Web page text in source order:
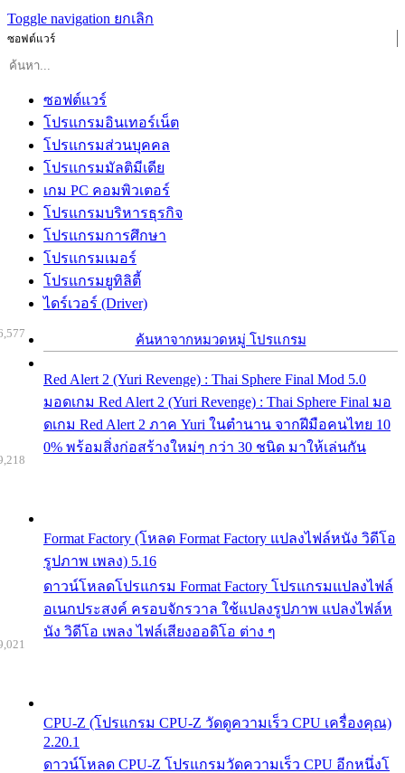
Toggle navigation ยกเลิก
ซอฟต์แวร์
ซอฟต์แวร์
โปรแกรมอินเทอร์เน็ต
โปรแกรมส่วนบุคคล
โปรแกรมมัลติมีเดีย
เกม PC คอมพิวเตอร์
โปรแกรมบริหารธุรกิจ
โปรแกรมการศึกษา
โปรแกรมเมอร์
โปรแกรมยูทิลิตี้
ไดร์เวอร์ (Driver)
ค้นหาจากหมวดหมู่ โปรแกรม
Red Alert 2 (Yuri Revenge) : Thai Sphere Final Mod 5.0
มอดเกม Red Alert 2 (Yuri Revenge) : Thai Sphere Final มอ
ดเกม Red Alert 2 ภาค Yuri ในตำนาน จากฝีมือคนไทย 10
0% พร้อมสิ่งก่อสร้างใหม่ๆ กว่า 30 ชนิด มาให้เล่นกัน
Format Factory (โหลด Format Factory แปลงไฟล์หนัง วิดีโอ
รูปภาพ เพลง) 5.16
ดาวน์โหลดโปรแกรม Format Factory โปรแกรมแปลงไฟล์
อเนกประสงค์ ครอบจักรวาล ใช้แปลงรูปภาพ แปลงไฟล์ห
นัง วิดีโอ เพลง ไฟล์เสียงออดิโอ ต่าง ๆ
CPU-Z (โปรแกรม CPU-Z วัดดูความเร็ว CPU เครื่องคุณ)
2.20.1
ดาวน์โหลด CPU-Z โปรแกรมวัดความเร็ว CPU อีกหนึ่งโ